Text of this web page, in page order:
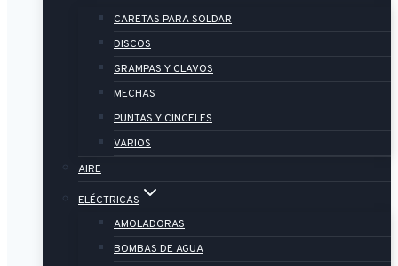
CARETAS PARA SOLDAR
DISCOS
GRAMPAS Y CLAVOS
MECHAS
PUNTAS Y CINCELES
VARIOS
AIRE
ELÉCTRICAS
AMOLADORAS
BOMBAS DE AGUA